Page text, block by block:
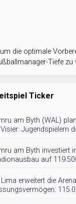
die optimale
Tiefe zu
Ticker
am Byth (WAL)
Jugendspielern
am Byth investiert
auf
Lima erweitert die